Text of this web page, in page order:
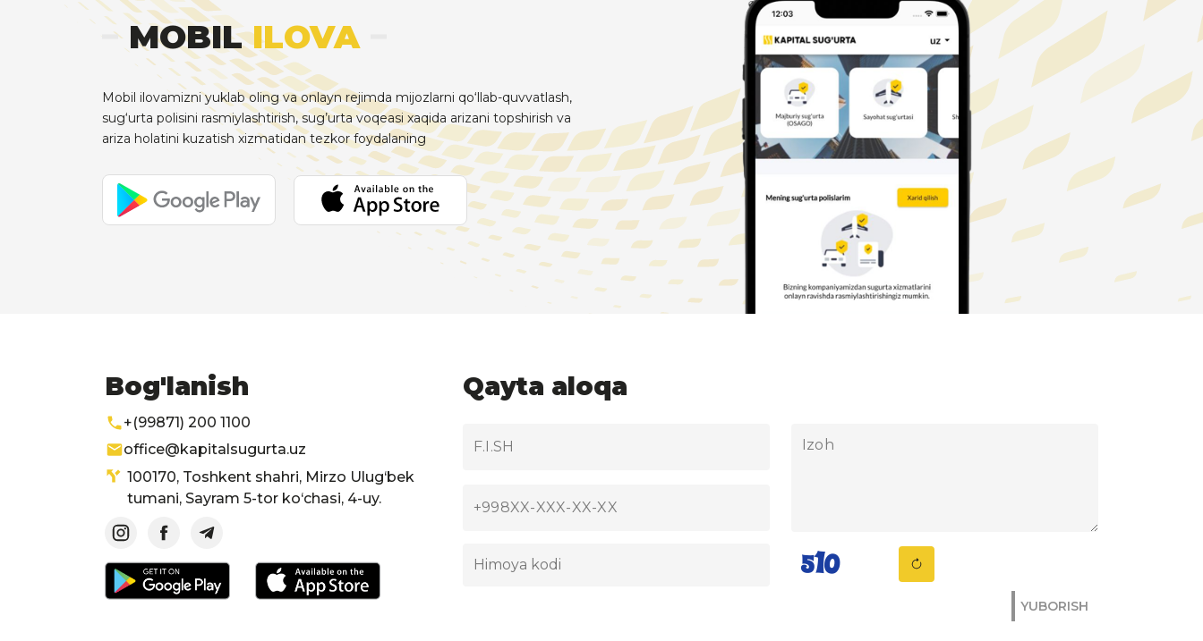
MOBILILOVA
Mobil ilovamizni yuklab oling va onlayn rejimda mijozlarni qo‘llab-quvvatlash,
sug‘urta polisini rasmiylashtirish, sug’urta voqeasi xaqida arizani topshirish va
ariza holatini kuzatish xizmatidan tezkor foydalaning
Bog'lanish
+(99871) 200 1100
office@kapitalsugurta.uz
100170, Toshkent shahri, Mirzo Ulug‘bek
tumani, Sayram 5-tor ko‘chasi, 4-uy.
Qayta aloqa
YUBORISH